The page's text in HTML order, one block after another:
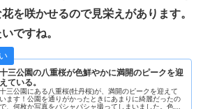
を咲かせるので見栄えがあります。
ですね。
十三公園の八重桜が色鮮やかに満開のピークを迎
えている。
十三公園にある八重桜(牡丹桜)が、満開のピークを迎えて
います！公園を通りがかったときにあまりに綺麗だったの
で、何枚か写真をパシャパシャ撮ってしまいました。色鮮